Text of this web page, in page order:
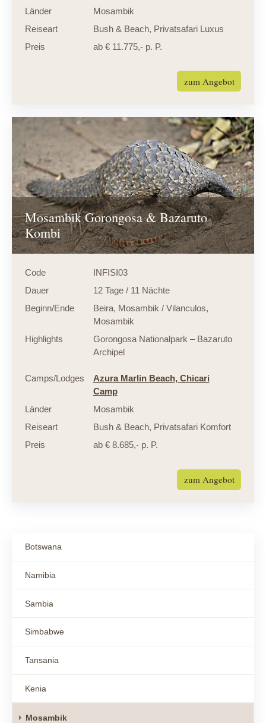
Länder
Mosambik
Reiseart
Bush & Beach, Privatsafari Luxus
Preis
ab € 11.775,- p. P.
zum Angebot
Mosambik Gorongosa & Bazaruto
Kombi
Code
INFISI03
Dauer
12 Tage / 11 Nächte
Beginn/Ende
Beira, Mosambik / Vilanculos,
Mosambik
Highlights
Gorongosa Nationalpark – Bazaruto
Archipel
Camps/Lodges Azura Marlin Beach, Chicari
Camp
Länder
Mosambik
Reiseart
Bush & Beach, Privatsafari Komfort
Preis
ab € 8.685,- p. P.
zum Angebot
Botswana
Namibia
Sambia
Simbabwe
Tansania
Kenia
Mosambik